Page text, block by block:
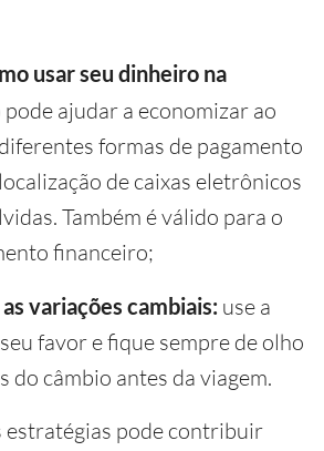
usar seu dinheiro na
pode ajudar a economizar ao
formas de pagamento
de caixas eletrônicos
Também é válido para o
financeiro;
variações cambiais: use a
favor e fique sempre de olho
do câmbio antes da viagem.
estratégias pode contribuir